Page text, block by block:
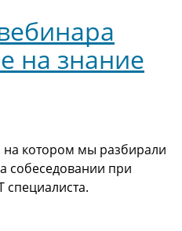
на знание
котором мы разбирали
собеседовании при
специалиста.